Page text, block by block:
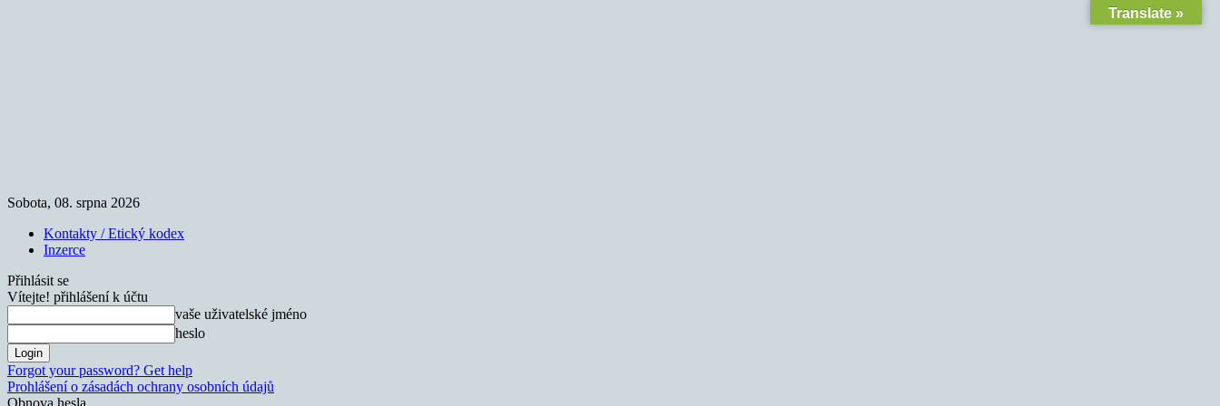
Sobota, 08. srpna 2026
Kontakty / Etický kodex
Inzerce
Přihlásit se
Vítejte! přihlášení k účtu
vaše uživatelské jméno
heslo
Forgot your password? Get help
Prohlášení o zásadách ochrany osobních údajů
Obnova hesla
Translate »